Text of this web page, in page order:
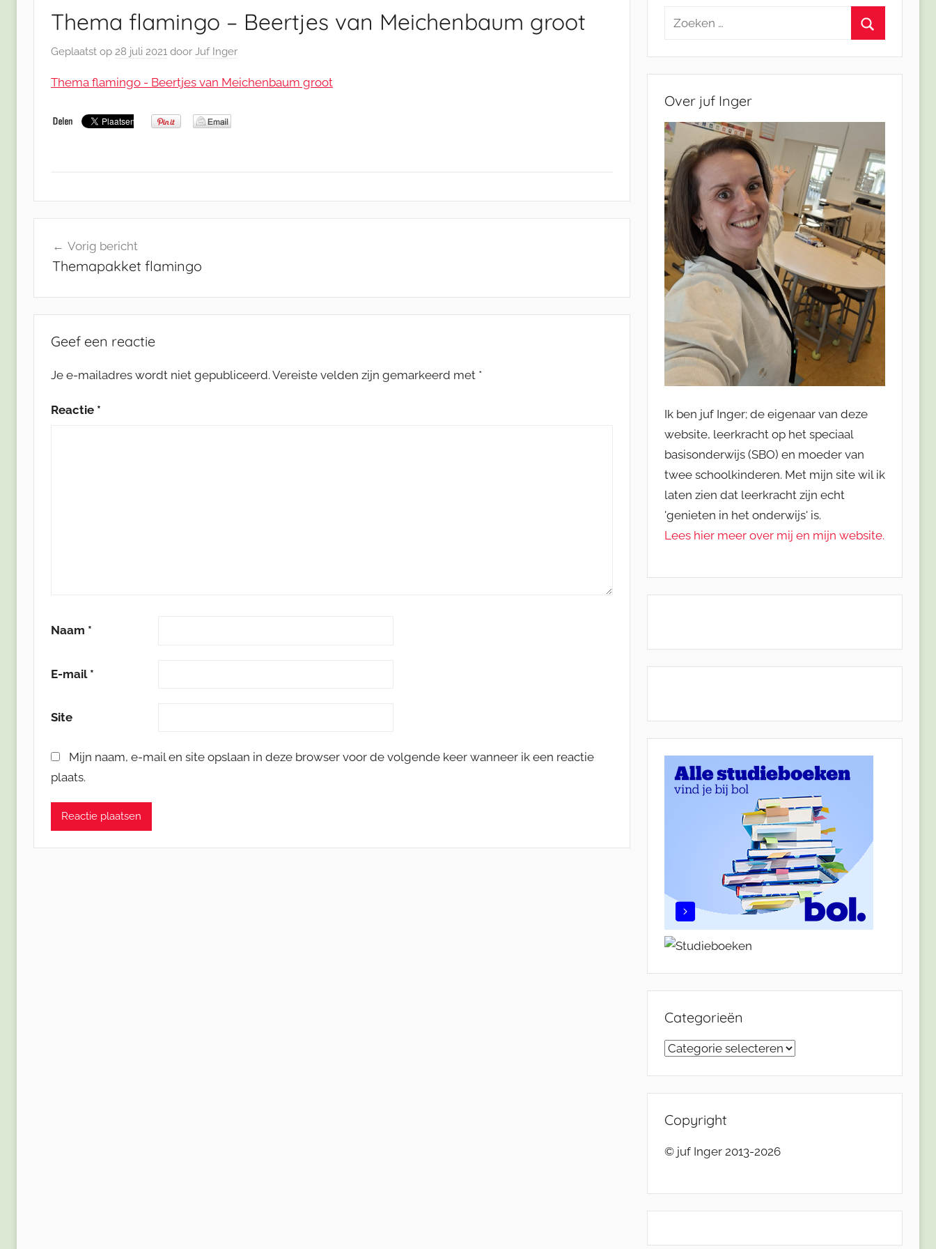
Thema flamingo – Beertjes van Meichenbaum groot
Geplaatst op 28 juli 2021 door Juf Inger
Thema flamingo - Beertjes van Meichenbaum groot
navigatie
Vorig bericht
Themapakket flamingo
Geef een reactie
Je e-mailadres wordt niet gepubliceerd. Vereiste velden zijn gemarkeerd met *
Reactie *
Naam *
E-mail *
Site
Mijn naam, e-mail en site opslaan in deze browser voor de volgende keer wanneer ik een reactie
plaats.
Zoeken
Over juf Inger
Ik ben juf Inger; de eigenaar van deze
website, leerkracht op het speciaal
basisonderwijs (SBO) en moeder van
twee schoolkinderen. Met mijn site wil ik
laten zien dat leerkracht zijn echt
'genieten in het onderwijs' is.
Lees hier meer over mij en mijn website.
Categorieën
Categorieën
Copyright
© juf Inger 2013-2026